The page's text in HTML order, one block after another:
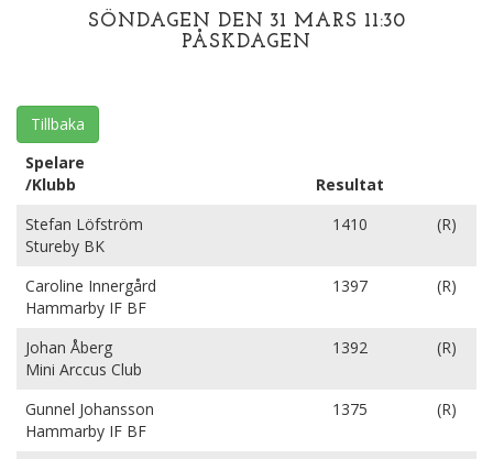
SÖNDAGEN DEN 31 MARS 11:30
PÅSKDAGEN
Tillbaka
Spelare
/Klubb
Resultat
Stefan Löfström
Stureby BK
1410 (R)
Caroline Innergård
Hammarby IF BF
1397 (R)
Johan Åberg
Mini Arccus Club
1392 (R)
Gunnel Johansson
Hammarby IF BF
1375 (R)